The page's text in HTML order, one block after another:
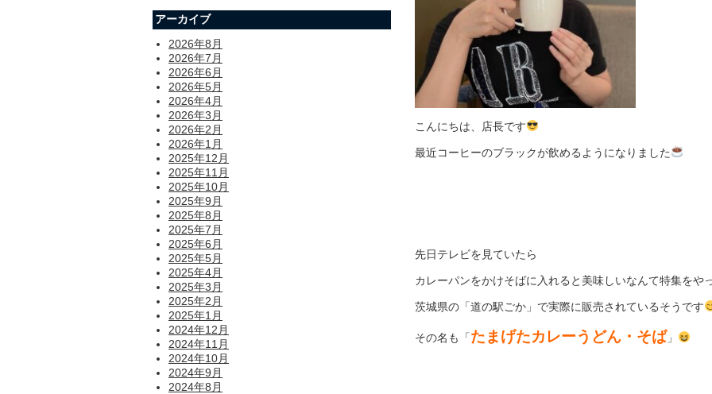
こんにちは、店長です
最近コーヒーのブラックが飲めるようになりました
先日テレビを見ていたら
カレーパンをかけそばに入れると美味しいなんて特集をや
茨城県の「道の駅ごか」で実際に販売されているそうです
その名も「たまげたカレーうどん・そば 」
アーカイブ
2026年8月
2026年7月
2026年6月
2026年5月
2026年4月
2026年3月
2026年2月
2026年1月
2025年12月
2025年11月
2025年10月
2025年9月
2025年8月
2025年7月
2025年6月
2025年5月
2025年4月
2025年3月
2025年2月
2025年1月
2024年12月
2024年11月
2024年10月
2024年9月
2024年8月